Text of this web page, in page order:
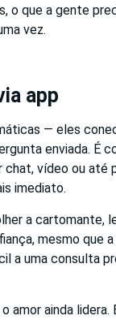
o que a gente
vez.
app
— eles
enviada. É
vídeo ou até
imediato.
a cartomante,
mesmo que
a uma consulta
amor ainda lidera.